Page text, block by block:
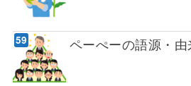
ペーぺーの語源・由